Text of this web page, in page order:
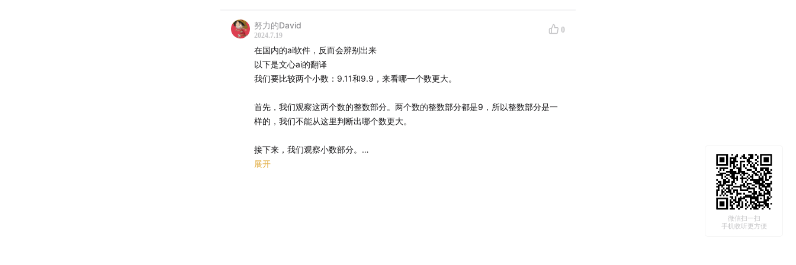
努力的David
2024.7.19
0
在国内的ai软件，反而会辨别出来
以下是文心ai的翻译
我们要比较两个小数：9.11和9.9，来看哪一个数更大。
首先，我们观察这两个数的整数部分。两个数的整数部分都是9，所以整数部分是一
样的，我们不能从这里判断出哪个数更大。
接下来，我们观察小数部分。
9.11的小数部分是0.11，而9.9的小数部分是0.9。
展开
微信扫一扫
手机收听更方便